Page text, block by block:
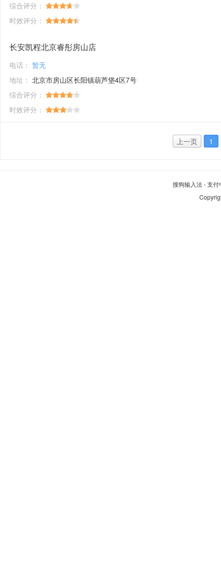
综合评分：
时效评分：
长安凯程北京睿彤房山店
电话： 暂无
地址： 北京市房山区长阳镇葫芦垡4区7号
综合评分：
时效评分：
上一页 1
搜狗输入法-支付